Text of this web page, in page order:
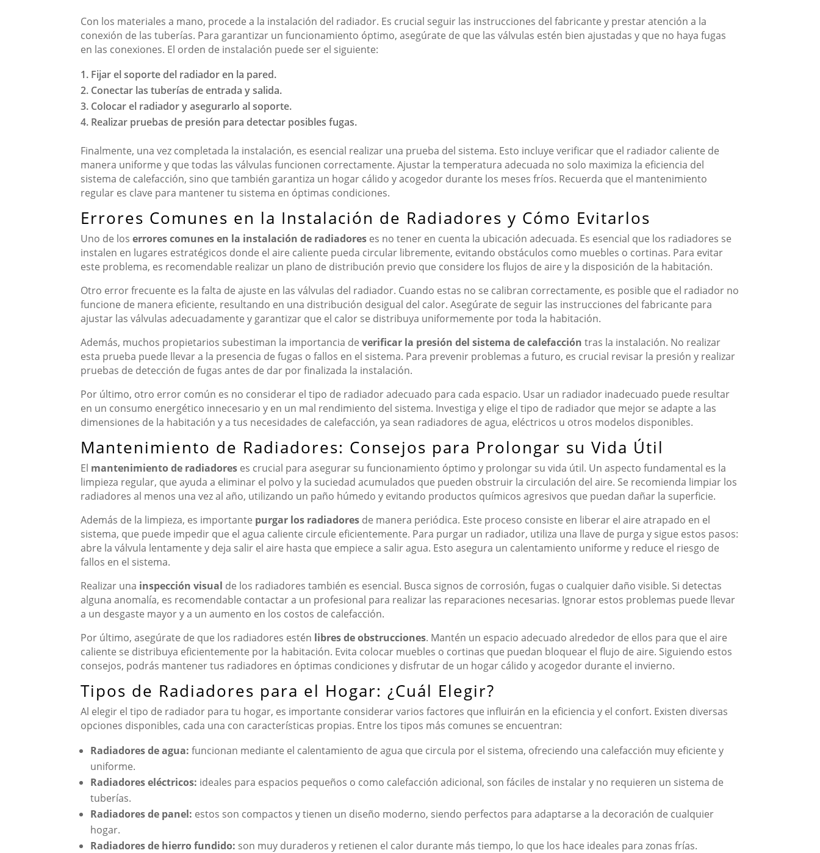
Con los materiales a mano, procede a la instalación del radiador. Es crucial seguir las instrucciones del fabricante y prestar atención a la
conexión de las tuberías. Para garantizar un funcionamiento óptimo, asegúrate de que las válvulas estén bien ajustadas y que no haya fugas
en las conexiones. El orden de instalación puede ser el siguiente:
Fijar el soporte del radiador en la pared.
Conectar las tuberías de entrada y salida.
Colocar el radiador y asegurarlo al soporte.
Realizar pruebas de presión para detectar posibles fugas.
Finalmente, una vez completada la instalación, es esencial realizar una prueba del sistema. Esto incluye verificar que el radiador caliente de
manera uniforme y que todas las válvulas funcionen correctamente. Ajustar la temperatura adecuada no solo maximiza la eficiencia del
sistema de calefacción, sino que también garantiza un hogar cálido y acogedor durante los meses fríos. Recuerda que el mantenimiento
regular es clave para mantener tu sistema en óptimas condiciones.
Errores Comunes en la Instalación de Radiadores y Cómo Evitarlos
Uno de los errores comunes en la instalación de radiadores es no tener en cuenta la ubicación adecuada. Es esencial que los radiadores se
instalen en lugares estratégicos donde el aire caliente pueda circular libremente, evitando obstáculos como muebles o cortinas. Para evitar
este problema, es recomendable realizar un plano de distribución previo que considere los flujos de aire y la disposición de la habitación.
Otro error frecuente es la falta de ajuste en las válvulas del radiador. Cuando estas no se calibran correctamente, es posible que el radiador no
funcione de manera eficiente, resultando en una distribución desigual del calor. Asegúrate de seguir las instrucciones del fabricante para
ajustar las válvulas adecuadamente y garantizar que el calor se distribuya uniformemente por toda la habitación.
Además, muchos propietarios subestiman la importancia de verificar la presión del sistema de calefacción tras la instalación. No realizar
esta prueba puede llevar a la presencia de fugas o fallos en el sistema. Para prevenir problemas a futuro, es crucial revisar la presión y realizar
pruebas de detección de fugas antes de dar por finalizada la instalación.
Por último, otro error común es no considerar el tipo de radiador adecuado para cada espacio. Usar un radiador inadecuado puede resultar
en un consumo energético innecesario y en un mal rendimiento del sistema. Investiga y elige el tipo de radiador que mejor se adapte a las
dimensiones de la habitación y a tus necesidades de calefacción, ya sean radiadores de agua, eléctricos u otros modelos disponibles.
Mantenimiento de Radiadores: Consejos para Prolongar su Vida Útil
El mantenimiento de radiadores es crucial para asegurar su funcionamiento óptimo y prolongar su vida útil. Un aspecto fundamental es la
limpieza regular, que ayuda a eliminar el polvo y la suciedad acumulados que pueden obstruir la circulación del aire. Se recomienda limpiar los
radiadores al menos una vez al año, utilizando un paño húmedo y evitando productos químicos agresivos que puedan dañar la superficie.
Además de la limpieza, es importante purgar los radiadores de manera periódica. Este proceso consiste en liberar el aire atrapado en el
sistema, que puede impedir que el agua caliente circule eficientemente. Para purgar un radiador, utiliza una llave de purga y sigue estos pasos:
abre la válvula lentamente y deja salir el aire hasta que empiece a salir agua. Esto asegura un calentamiento uniforme y reduce el riesgo de
fallos en el sistema.
Realizar una inspección visual de los radiadores también es esencial. Busca signos de corrosión, fugas o cualquier daño visible. Si detectas
alguna anomalía, es recomendable contactar a un profesional para realizar las reparaciones necesarias. Ignorar estos problemas puede llevar
a un desgaste mayor y a un aumento en los costos de calefacción.
Por último, asegúrate de que los radiadores estén libres de obstrucciones. Mantén un espacio adecuado alrededor de ellos para que el aire
caliente se distribuya eficientemente por la habitación. Evita colocar muebles o cortinas que puedan bloquear el flujo de aire. Siguiendo estos
consejos, podrás mantener tus radiadores en óptimas condiciones y disfrutar de un hogar cálido y acogedor durante el invierno.
Tipos de Radiadores para el Hogar: ¿Cuál Elegir?
Al elegir el tipo de radiador para tu hogar, es importante considerar varios factores que influirán en la eficiencia y el confort. Existen diversas
opciones disponibles, cada una con características propias. Entre los tipos más comunes se encuentran:
Radiadores de agua: funcionan mediante el calentamiento de agua que circula por el sistema, ofreciendo una calefacción muy eficiente y
uniforme.
Radiadores eléctricos: ideales para espacios pequeños o como calefacción adicional, son fáciles de instalar y no requieren un sistema de
tuberías.
Radiadores de panel: estos son compactos y tienen un diseño moderno, siendo perfectos para adaptarse a la decoración de cualquier
hogar.
Radiadores de hierro fundido: son muy duraderos y retienen el calor durante más tiempo, lo que los hace ideales para zonas frías.